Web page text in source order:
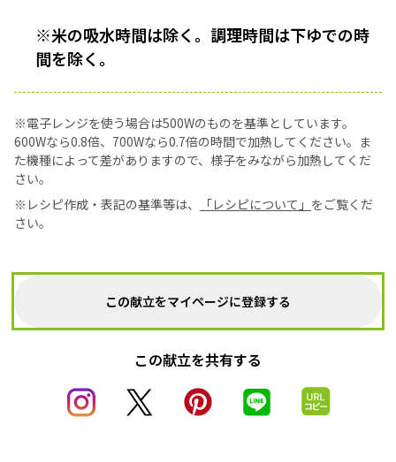
※米の吸水時間は除く。調理時間は下ゆでの時
間を除く。
※電子レンジを使う場合は500Wのものを基準としています。
600Wなら0.8倍、700Wなら0.7倍の時間で加熱してください。ま
た機種によって差がありますので、様子をみながら加熱してくだ
さい。
※レシピ作成・表記の基準等は、
「レシピについて」 をご覧くだ
さい。
この献立をマイページに登録する
この献立を共有する